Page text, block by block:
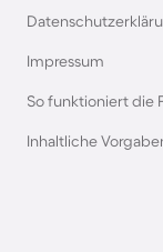
Hütten in den
Impressum
So funktioniert die
Inhaltliche